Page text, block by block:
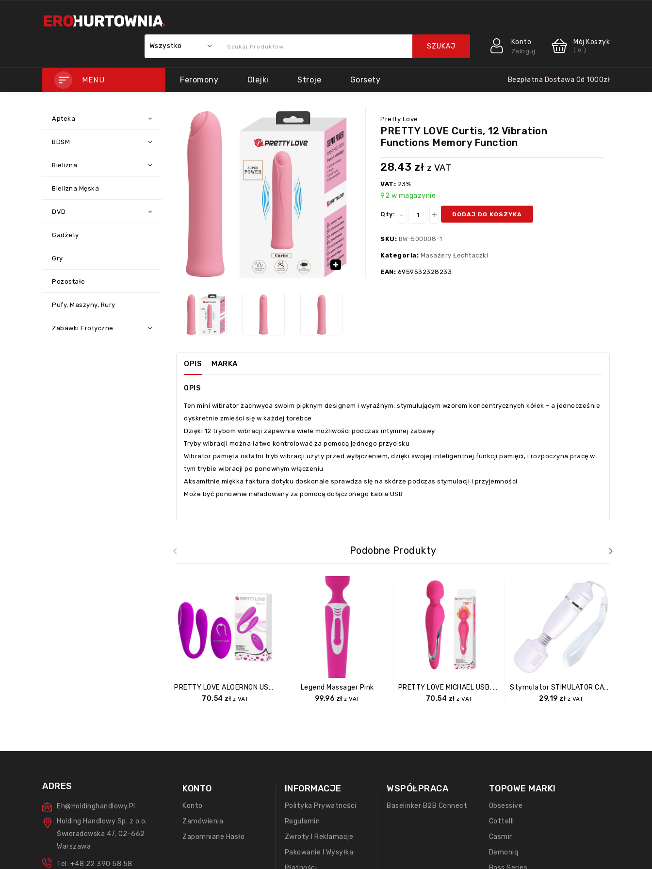
Wszystko Konto
Zaloguj
Mój Koszyk
( 0 )
MENU Feromony Olejki Stroje Gorsety Bezpłatna Dostawa Od 1000zł
Apteka
BDSM
Bielizna
Bielizna Męska
DVD
Gadżety
Gry
Pozostałe
Pufy, Maszyny, Rury
Zabawki Erotyczne
›
Pretty Love
PRETTY LOVE Curtis, 12 Vibration
Functions Memory Function
28.43 zł z VAT
VAT: 23%
92 w magazynie
Qty: DODAJ DO KOSZYKA
SKU: BW-500008-1
Kategoria: Masażery Łechtaczki
EAN: 6959532328233
OPIS MARKA
OPIS
Ten mini wibrator zachwyca swoim pięknym designem i wyraźnym, stymulującym wzorem koncentrycznych kółek – a jednocześnie
dyskretnie zmieści się w każdej torebce
Dzięki 12 trybom wibracji zapewnia wiele możliwości podczas intymnej zabawy
Tryby wibracji można łatwo kontrolować za pomocą jednego przycisku
Wibrator pamięta ostatni tryb wibracji użyty przed wyłączeniem, dzięki swojej inteligentnej funkcji pamięci, i rozpoczyna pracę w
tym trybie wibracji po ponownym włączeniu
Aksamitnie miękka faktura dotyku doskonale sprawdza się na skórze podczas stymulacji i przyjemności
Może być ponownie naładowany za pomocą dołączonego kabla USB
Podobne Produkty
PRETTY LOVE ALGERNON USB PURPLE 12 Function
70.54 zł z VAT
Legend Massager Pink
99.96 zł z VAT
PRETTY LOVE MICHAEL USB, 7 Function, Warming Mode
70.54 zł z VAT
Stymulator STIMULATOR CANDY PIE CHIPPER
29.19 zł z VAT
‹ ›
ADRES
Eh@holdinghandlowy.pl
Holding Handlowy Sp. z o.o.
Świeradowska 47, 02-662
Warszawa
Tel: +48 22 390 58 58
KONTO
Konto
Zamówienia
Zapomniane Hasło
INFORMACJE
Polityka Prywatności
Regulamin
Zwroty I Reklamacje
Pakowanie I Wysyłka
WSPÓŁPRACA
Baselinker B2B Connect
TOPOWE MARKI
Obsessive
Cottelli
Casmir
Demoniq